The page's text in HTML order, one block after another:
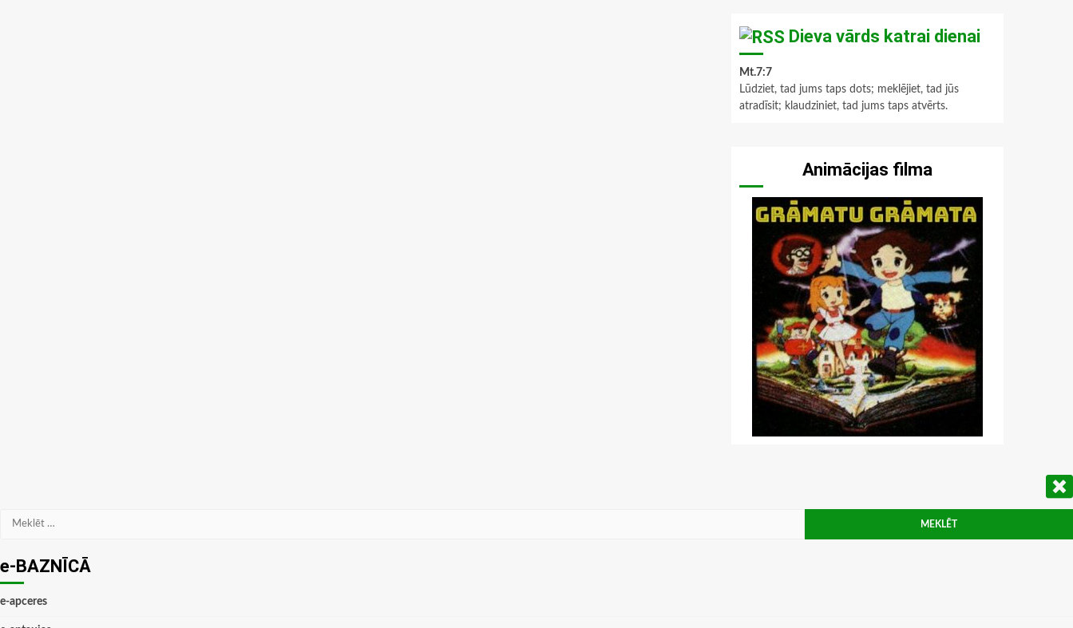
Dieva vārds katrai dienai
Mt.7:7
Lūdziet, tad jums taps dots; meklējiet, tad jūs
atradīsit; klaudziniet, tad jums taps atvērts.
Animācijas filma
Meklēt:
e-BAZNĪCĀ
e-apceres